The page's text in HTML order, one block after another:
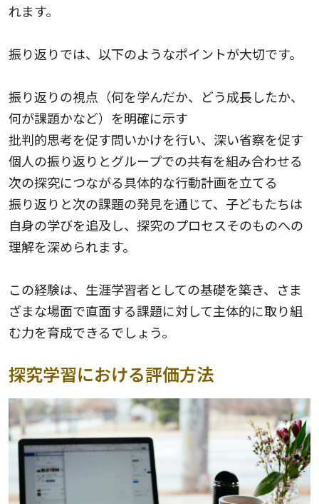
れます。
振り返りでは、以下のようなポイントが大切です。
振り返りの視点（何を学んだか、どう成長したか、
何が課題かなど）を明確に示す
批判的思考を促す問いかけを行い、深い省察を促す
個人の振り返りとグループでの共有を組み合わせる
次の探究につながる具体的な行動計画を立てる
振り返りと次の課題の発見を通じて、子どもたちは
自身の学びを追及し、探究のプロセスそのものへの
理解を深められます。
この経験は、生涯学習者としての基礎を築き、さま
ざまな場面で直面する課題に対して主体的に取り組
む力を育成できるでしょう。
探究学習における評価方法